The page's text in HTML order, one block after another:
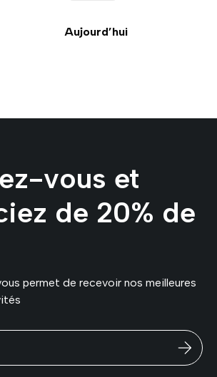
Aujourd’hui
vous et
de 20% de
permet de recevoir nos meilleures